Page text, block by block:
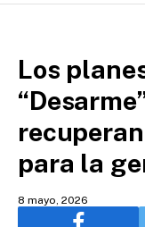
Los
para la
8 mayo, 2026